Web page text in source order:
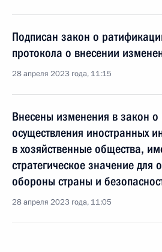
Подписан закон о
протокола о внесении
28 апреля 2023 года, 11:15
Внесены изменения в закон о
осуществления иностранных
в хозяйственные общества,
стратегическое значение для
обороны страны и
28 апреля 2023 года, 11:05